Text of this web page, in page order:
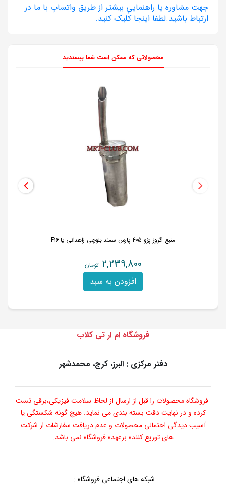
جهت مشاوره يا راهنمايي بيشتر از طريق واتساپ با ما در
ارتباط باشيد.لطفا اينجا کليک کنيد.
محصولاتی که ممکن است شما بپسندید
منبع اگزوز پژو 405 پارس سمند بلوچی زاهدانی یا F16
2,239,800 تومان
افزودن به سبد
فروشگاه ام ار تی کلاب
دفتر مرکزی : البرز، کرج، محمدشهر
فروشگاه محصولات را قبل از ارسال از لحاظ سلامت فیزیکی،برقی تست
کرده و در نهایت دقت بسته بندی می نماید. هیچ گونه شکستگی یا
آسیب دیدگی احتمالی محصولات و عدم دریافت سفارشات از شرکت
های توزیع کننده برعهده فروشگاه نمی باشد.
شبکه های اجتماعی فروشگاه :